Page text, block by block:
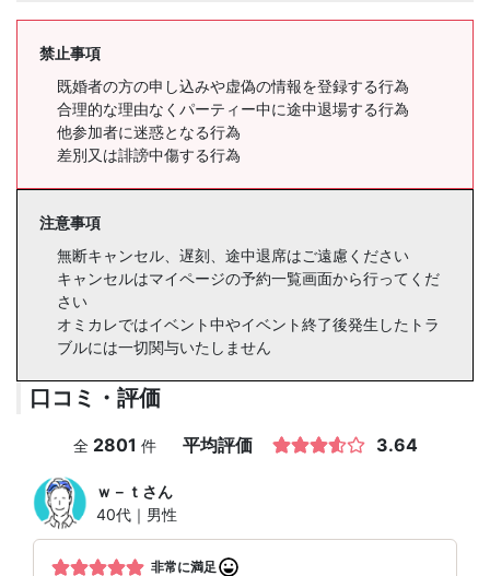
禁止事項
既婚者の方の申し込みや虚偽の情報を登録する行為
合理的な理由なくパーティー中に途中退場する行為
他参加者に迷惑となる行為
差別又は誹謗中傷する行為
注意事項
無断キャンセル、遅刻、途中退席はご遠慮ください
キャンセルはマイページの予約一覧画面から行ってくだ
さい
オミカレではイベント中やイベント終了後発生したトラ
ブルには一切関与いたしません
口コミ・評価
全 2801 件 平均評価 3.64
ｗ－ｔ さん
40代｜男性
非常に満足